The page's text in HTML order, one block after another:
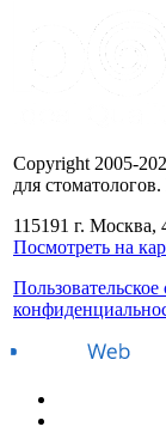
Copyright 2005-
для
115191 г.
Посмотреть на